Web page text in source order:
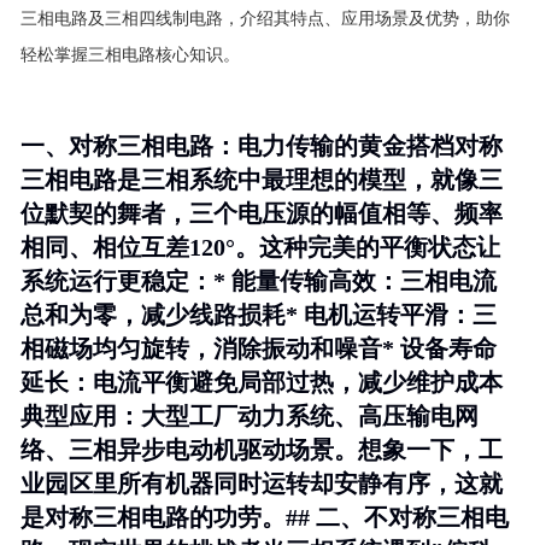
三相电路及三相四线制电路，介绍其特点、应用场景及优势，助你
轻松掌握三相电路核心知识。
一、对称三相电路：电力传输的黄金搭档对称
三相电路是三相系统中最理想的模型，就像三
位默契的舞者，三个电压源的幅值相等、频率
相同、相位互差120°。这种完美的平衡状态让
系统运行更稳定：* 能量传输高效 ：三相电流
总和为零，减少线路损耗* 电机运转平滑 ：三
相磁场均匀旋转，消除振动和噪音* 设备寿命
延长 ：电流平衡避免局部过热，减少维护成本
典型应用：大型工厂动力系统、高压输电网
络、三相异步电动机驱动场景。想象一下，工
业园区里所有机器同时运转却安静有序，这就
是对称三相电路的功劳。## 二、不对称三相电